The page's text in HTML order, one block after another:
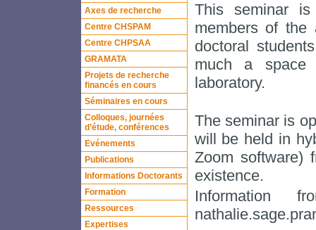
Axes de recherche
Centre CHSPAM
Centre CHPSAA
GRAMATA
Projets de recherche
financés en cours
Séminaires en cours
Colloques, journées
d’étude, conférences
Evénements
Publications
Informations Doctorants
Formation
Ressources
Expertises
This seminar
members of the
doctoral
much a space
laboratory.
The seminar is
will be held in
Zoom software)
existence.